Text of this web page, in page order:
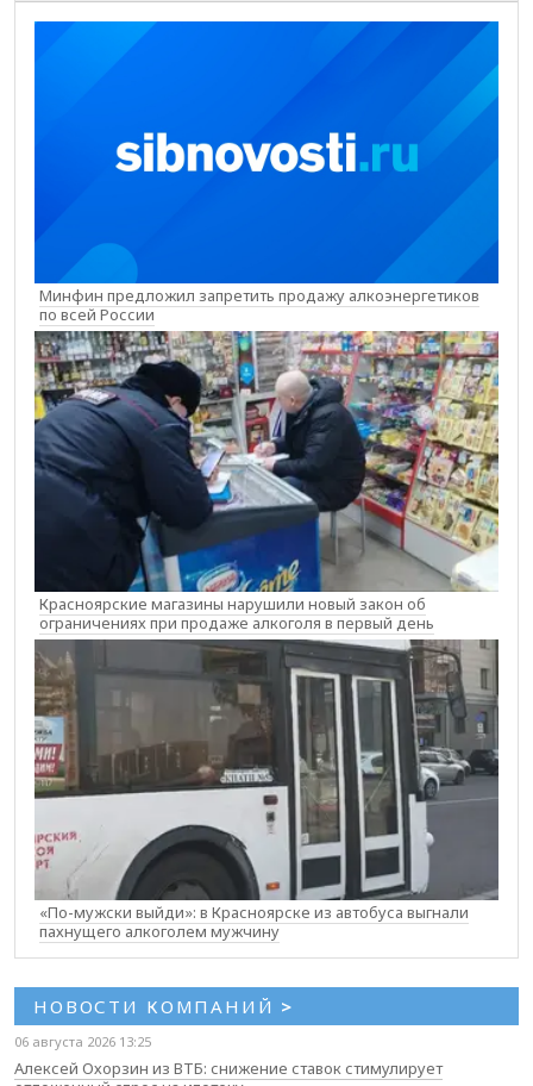
Минфин предложил запретить продажу алкоэнергетиков
по всей России
Красноярские магазины нарушили новый закон об
ограничениях при продаже алкоголя в первый день
«По-мужски выйди»: в Красноярске из автобуса выгнали
пахнущего алкоголем мужчину
НОВОСТИ КОМПАНИЙ >
06 августа 2026 13:25
Алексей Охорзин из ВТБ: снижение ставок стимулирует